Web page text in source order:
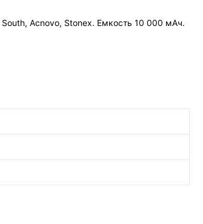
Acnovo, Stonex. Емкость 10 000 мАч.